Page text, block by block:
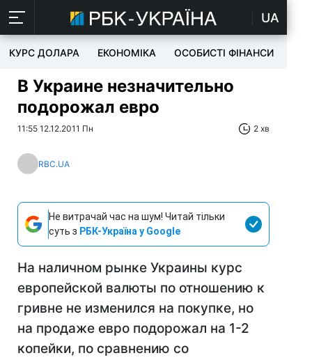
UA
КУРС ДОЛАРА ЕКОНОМІКА ОСОБИСТІ ФІНАНСИ
В Украине незначительно
подорожал евро
11:55 12.12.2011 Пн 2 хв
RBC.UA
Не витрачай час на шум! Читай тільки
суть з РБК-Україна у Google
На наличном рынке Украины курс
европейской валюты по отношению к
гривне не изменился на покупке, но
на продаже евро подорожал на 1-2
копейки, по сравнению со